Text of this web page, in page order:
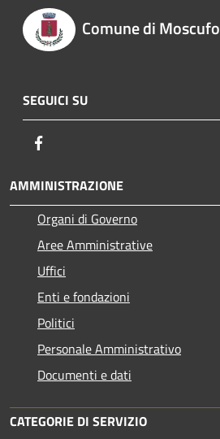
Comune di Moscufo
SEGUICI SU
AMMINISTRAZIONE
Organi di Governo
Aree Amministrative
Uffici
Enti e fondazioni
Politici
Personale Amministrativo
Documenti e dati
CATEGORIE DI SERVIZIO